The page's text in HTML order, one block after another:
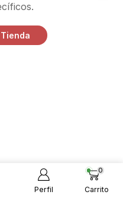
Perfil
0
Carrito